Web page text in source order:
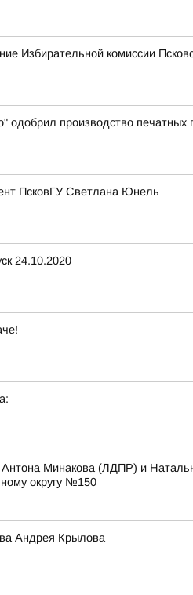
Избирательной комиссии
одобрил производство печатных
ПсковГУ Светлана Юнель
24.10.2020
Минакова (ЛДПР) и
округу №150
Андрея Крылова